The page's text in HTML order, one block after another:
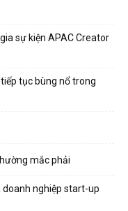
sự kiện APAC Creator
tục bùng nổ trong
mắc phải
doanh nghiệp start-up